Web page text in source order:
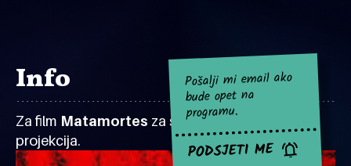
Info
Za film Matamortes za sad nema najavljenih
projekcija.
Pošalji mi email ako
bude opet na
programu.
PODSJETI ME